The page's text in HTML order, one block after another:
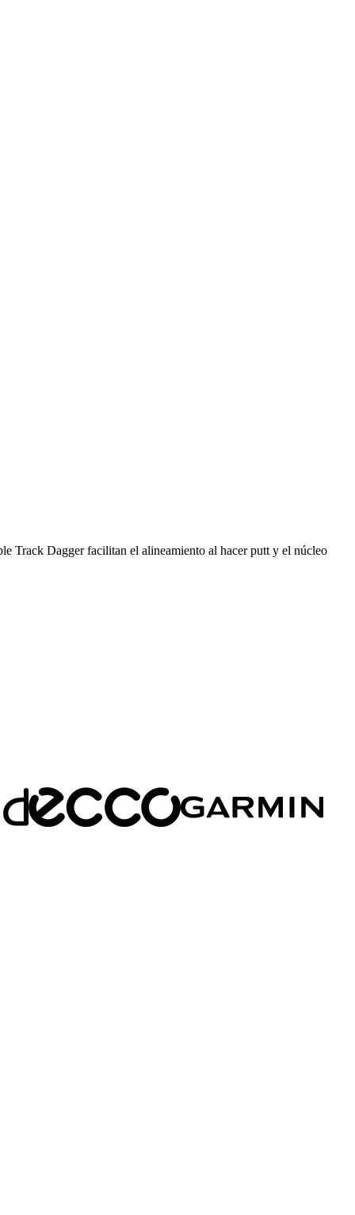
Track Dagger facilitan el alineamiento al hacer putt y el núcleo